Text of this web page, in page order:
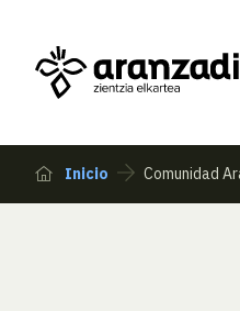
Inicio Comunidad